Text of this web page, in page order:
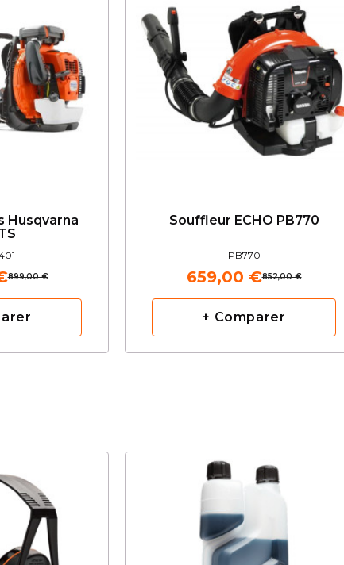
Husqvarna
899,00 €
Souffleur ECHO PB770
PB770
852,00 €
659,00 €
+ Comparer